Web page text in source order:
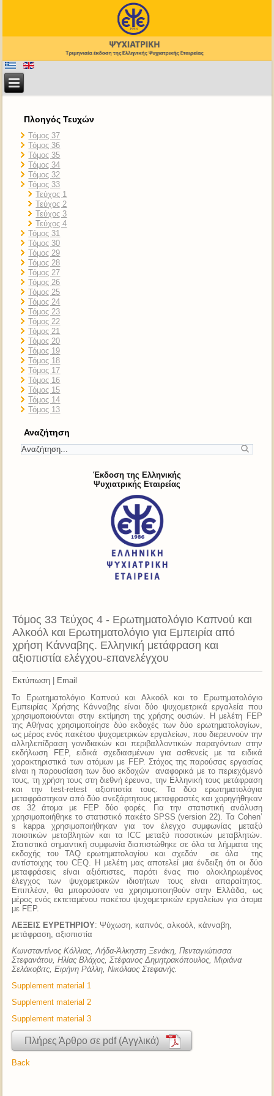
Πλοηγός Τευχών
Τόμος 37
Τόμος 36
Τόμος 35
Τόμος 34
Τόμος 32
Τόμος 33
Τεύχος 1
Τεύχος 2
Τεύχος 3
Τεύχος 4
Τόμος 31
Τόμος 30
Τόμος 29
Τόμος 28
Τόμος 27
Τόμος 26
Τόμος 25
Τόμος 24
Τόμος 23
Τόμος 22
Τόμος 21
Τόμος 20
Τόμος 19
Τόμος 18
Τόμος 17
Τόμος 16
Τόμος 15
Τόμος 14
Τόμος 13
Αναζήτηση
Έκδοση της Ελληνικής
Ψυχιατρικής Εταιρείας
Τόμος 33 Τεύχος 4 - Ερωτηματολόγιο Καπνού και
Αλκοόλ και Ερωτηματολόγιο για Εμπειρία από
χρήση Κάνναβης. Ελληνική μετάφραση και
αξιοπιστία ελέγχου-επανελέγχου
Εκτύπωση | Email
Το Ερωτηματολόγιο Καπνού και Αλκοόλ και το Ερωτηματολόγιο
Εμπειρίας Χρήσης Κάνναβης είναι δύο ψυχομετρικά εργαλεία που
χρησιμοποιούνται στην εκτίμηση της χρήσης ουσιών. H μελέτη FEP
της Αθήνας χρησιμοποίησε δύο εκδοχές των δύο ερωτηματολογίων,
ως μέρος ενός πακέτου ψυχομετρικών εργαλείων, που διερευνούν την
αλληλεπίδραση γονιδιακών και περιβαλλοντικών παραγόντων στην
εκδήλωση FEP, ειδικά σχεδιασμένων για ασθενείς με τα ειδικά
χαρακτηριστικά των ατόμων με FEP. Στόχος της παρούσας εργασίας
είναι η παρουσίαση των δυο εκδοχών αναφορικά με το περιεχόμενό
τους, τη χρήση τους στη διεθνή έρευνα, την Ελληνική τους μετάφραση
και την test-retest αξιοπιστία τους. Τα δύο ερωτηματολόγια
μεταφράστηκαν από δύο ανεξάρτητους μεταφραστές και χορηγήθηκαν
σε 32 άτομα με FEP δύο φορές. Για την στατιστική ανάλυση
χρησιμοποιήθηκε το στατιστικό πακέτο SPSS (version 22). Τα Cohen’
s kappa χρησιμοποιήθηκαν για τον έλεγχο συμφωνίας μεταξύ
ποιοτικών μεταβλητών και τα ICC μεταξύ ποσοτικών μεταβλητών.
Στατιστικά σημαντική συμφωνία διαπιστώθηκε σε όλα τα λήμματα της
εκδοχής του TAQ ερωτηματολογίου και σχεδόν σε όλα της
αντίστοιχης του CEQ. Η μελέτη μας αποτελεί μια ένδειξη ότι οι δύο
μεταφράσεις είναι αξιόπιστες, παρότι ένας πιο ολοκληρωμένος
έλεγχος των ψυχομετρικών ιδιοτήτων τους είναι απαραίτητος.
Επιπλέον, θα μπορούσαν να χρησιμοποιηθούν στην Ελλάδα, ως
μέρος ενός εκτεταμένου πακέτου ψυχομετρικών εργαλείων για άτομα
με FEP.
ΛΕΞΕΙΣ ΕΥΡΕΤΗΡΙΟΥ: Ψύχωση, καπνός, αλκοόλ, κάνναβη,
μετάφραση, αξιοπιστία
Κωνσταντίνος Κόλλιας, Λήδα-Άλκηστη Ξενάκη, Πενταγιώτισσα
Στεφανάτου, Ηλίας Βλάχος, Στέφανος Δημητρακόπουλος, Μιριάνα
Σελάκοβιτς, Ειρήνη Ράλλη, Νικόλαος Στεφανής.
Supplement material 1
Supplement material 2
Supplement material 3
Πλήρες Άρθρο σε pdf (Αγγλικά)
Back